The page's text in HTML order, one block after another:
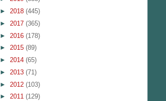
► 2018 (445)
► 2017 (365)
► 2016 (178)
► 2015 (89)
► 2014 (65)
► 2013 (71)
► 2012 (103)
► 2011 (129)